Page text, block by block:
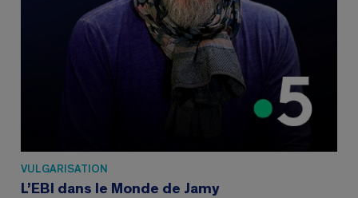
VULGARISATION
L’EBI dans le Monde de Jamy